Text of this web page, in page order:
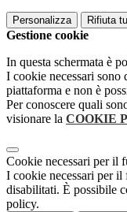
Personalizza Rifiuta
Gestione cookie
In questa schermata è
I cookie necessari
piattaforma e non è
Per conoscere quali
visionare la COOKIE
Cookie necessari per il
I cookie necessari per il
disabilitati. È possibile
policy.